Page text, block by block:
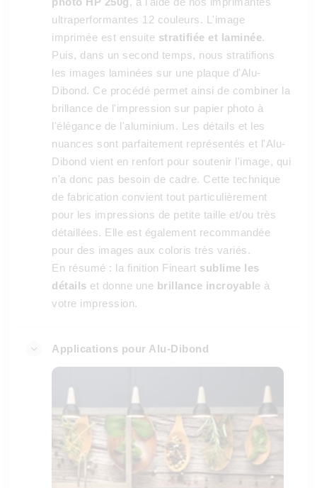
ultraperformantes 12 couleurs. L'image
imprimée est ensuite stratifiée et laminée.
Puis, dans un second temps, nous stratifions
les images laminées sur une plaque d'Alu-
Dibond. Ce procédé permet ainsi de combiner la
brillance de l'impression sur papier photo à
l'élégance de l'aluminium. Les détails et les
nuances sont parfaitement représentés et l'Alu-
Dibond vient en renfort pour soutenir l'image, qui
n'a donc pas besoin de cadre. Cette technique
de fabrication convient tout particulièrement
pour les impressions de petite taille et/ou très
détaillées. Elle est également recommandée
pour des images aux coloris très variés.
En résumé : la finition Fineart sublime les
détails et donne une brillance incroyable à
votre impression.
Applications pour Alu-Dibond